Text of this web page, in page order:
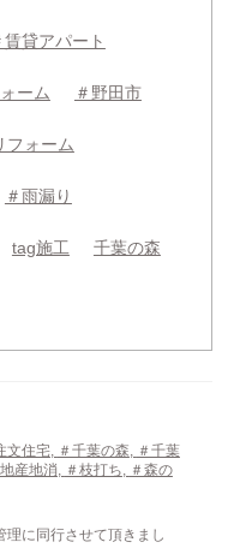
賃貸アパート
ーム ＃野田市
フォーム
＃雨漏り
tag施工 千葉の森
文住宅, ＃千葉の森, ＃千葉
地産地消, ＃枝打ち, ＃森の
理に同行させて頂きまし